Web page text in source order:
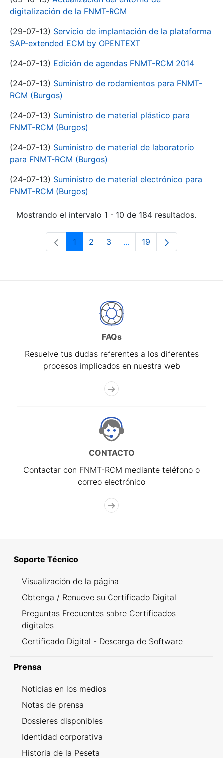
digitalización de la FNMT-RCM
(29-07-13) Servicio de implantación de la plataforma
SAP-extended ECM by OPENTEXT
(24-07-13) Edición de agendas FNMT-RCM 2014
(24-07-13) Suministro de rodamientos para FNMT-
RCM (Burgos)
(24-07-13) Suministro de material plástico para
FNMT-RCM (Burgos)
(24-07-13) Suministro de material de laboratorio
para FNMT-RCM (Burgos)
(24-07-13) Suministro de material electrónico para
FNMT-RCM (Burgos)
Mostrando el intervalo 1 - 10 de 184 resultados.
Página
1 Página
2 Página
3 ...Páginas intermedias Use
Página
19
FAQs
Resuelve tus dudas referentes a los diferentes
procesos implicados en nuestra web
CONTACTO
Contactar con FNMT-RCM mediante teléfono o
correo electrónico
Soporte Técnico
Visualización de la página
Obtenga / Renueve su Certificado Digital
Preguntas Frecuentes sobre Certificados
digitales
Certificado Digital - Descarga de Software
Prensa
Noticias en los medios
Notas de prensa
Dossieres disponibles
Identidad corporativa
Historia de la Peseta